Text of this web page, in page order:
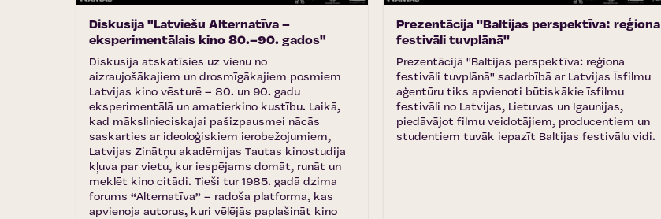
Diskusija "Latviešu Alternatīva –
eksperimentālais kino 80.–90. gados"
Diskusija atskatīsies uz vienu no
aizraujošākajiem un drosmīgākajiem posmiem
Latvijas kino vēsturē – 80. un 90. gadu
eksperimentālā un amatierkino kustību. Laikā,
kad mākslinieciskajai pašizpausmei nācās
saskarties ar ideoloģiskiem ierobežojumiem,
Latvijas Zinātņu akadēmijas Tautas kinostudija
kļuva par vietu, kur iespējams domāt, runāt un
meklēt kino citādi. Tieši tur 1985. gadā dzima
forums “Alternatīva” – radoša platforma, kas
apvienoja autorus, kuri vēlējās paplašināt kino
Prezentācija ''Baltijas perspektīva: reģiona
festivāli tuvplānā''
Prezentācijā ''Baltijas perspektīva: reģiona
festivāli tuvplānā'' sadarbībā ar Latvijas Īsfilmu
aģentūru tiks apvienoti būtiskākie īsfilmu
festivāli no Latvijas, Lietuvas un Igaunijas,
piedāvājot filmu veidotājiem, producentiem un
studentiem tuvāk iepazīt Baltijas festivālu vidi.